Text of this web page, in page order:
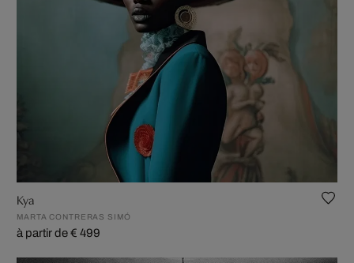
Kya
MARTA CONTRERAS SIMÓ
à partir de € 499